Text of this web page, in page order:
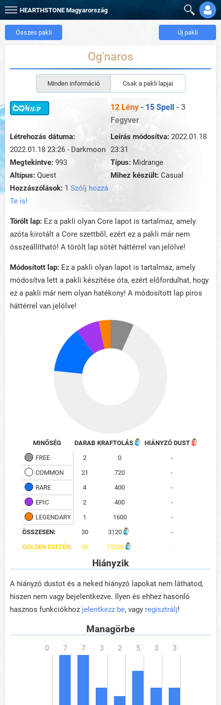
HEARTHSTONE Magyarország
Összes pakli Új pakli
Og'naros
Minden információ Csak a pakli lapjai
12 Lény - 15 Spell - 3
Fegyver
Létrehozás dátuma:
2022.01.18 23:26 - Darkmoon
Leírás módosítva: 2022.01.18
23:31
Megtekintve: 993 Típus: Midrange
Altípus: Quest Mihez készült: Casual
Hozzászólások: 1 Szólj hozzá
Te is!
Törölt lap: Ez a pakli olyan Core lapot is tartalmaz, amely
azóta kirotált a Core szettből, ezért ez a pakli már nem
összeállítható! A törölt lap sötét háttérrel van jelölve!
Módosított lap: Ez a pakli olyan lapot is tartalmaz, amely
módosítva lett a pakli készítése óta, ezért előfordulhat, hogy
ez a pakli már nem olyan hatékony! A módosított lap piros
háttérrel van jelölve!
MINŐSÉG DARAB KRAFTOLÁS
HIÁNYZÓ DUST
FREE
2 0
-
COMMON
21 720
-
RARE
4 400
-
EPIC
2 400
-
LEGENDARY
1 1600
-
ÖSSZESEN:
30 3120
-
GOLDEN ESETÉN:
30 15200 -
Hiányzik
A hiányzó dustot és a neked hiányzó lapokat nem láthatod,
hiszen nem vagy bejelentkezve. Ilyen és ehhez hasonló
hasznos funkciókhoz jelentkezz be, vagy regisztrálj!
Managörbe